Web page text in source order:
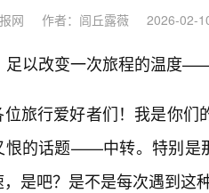
网 作者：闾丘露薇 2026-02-
足以改变一次旅程的温度
位旅行爱好者们！我是你
恨的话题——中转。特别是
是吧？是不是每次遇到这